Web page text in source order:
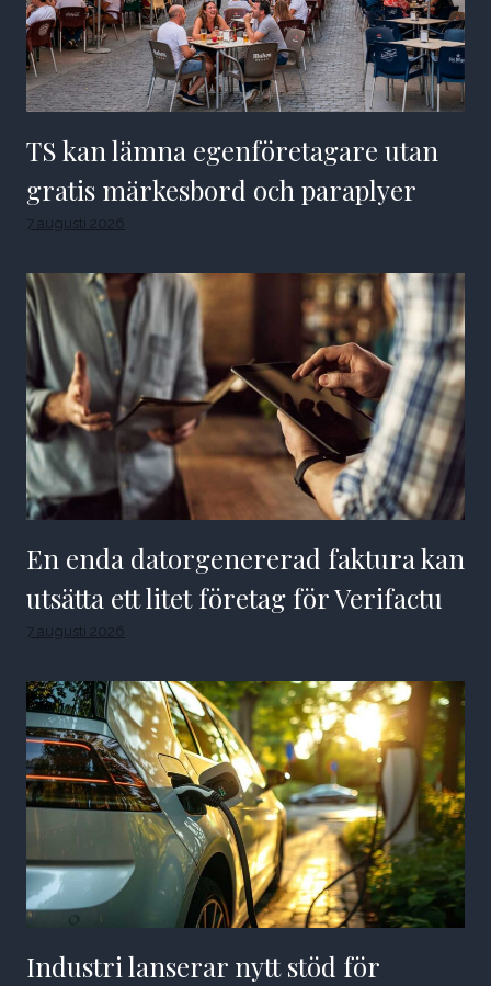
TS kan lämna egenföretagare utan
gratis märkesbord och paraplyer
7 augusti 2026
En enda datorgenererad faktura kan
utsätta ett litet företag för Verifactu
7 augusti 2026
Industri lanserar nytt stöd för